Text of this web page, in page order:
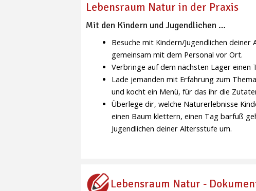
Lebensraum Natur in der Praxis
Mit den Kindern und Jugendlichen …
Besuche mit Kindern/Jugendlichen
gemeinsam mit dem Personal vor Ort.
Verbringe auf dem nächsten Lager
Lade jemanden mit Erfahrung zum
und kocht ein Menü, für das ihr die
Überlege dir, welche Naturerlebnisse
einen Baum klettern, einen Tag barfuß
Jugendlichen deiner Altersstufe um.
Lebensraum Natur -